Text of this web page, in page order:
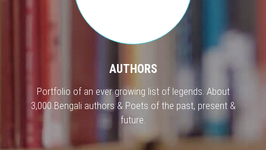
AUTHORS
Portfolio of an ever growing list of legends. About
3,000 Bengali authors & Poets of the past, present &
future.